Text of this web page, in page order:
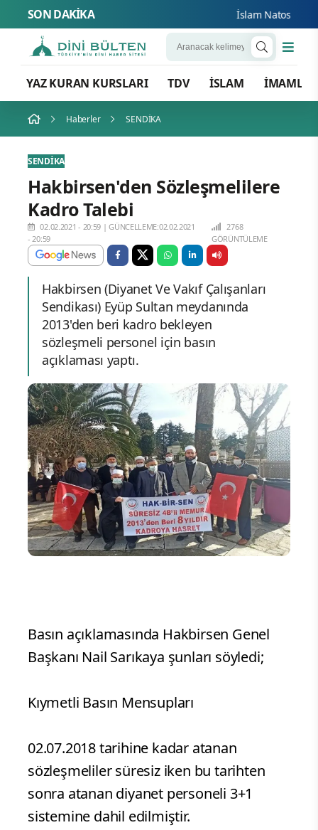
SON DAKİKA İslam Natosu dosta
YAZ KURAN KURSLARI TDV İSLAM İMAMLAR
Haberler SENDİKA
SENDİKA
Hakbirsen'den Sözleşmelilere
Kadro Talebi
02.02.2021 - 20:59 |GÜNCELLEME:02.02.2021
- 20:59
2768
GÖRÜNTÜLEME
Hakbirsen (Diyanet Ve Vakıf Çalışanları
Sendikası) Eyüp Sultan meydanında
2013'den beri kadro bekleyen
sözleşmeli personel için basın
açıklaması yaptı.
Basın açıklamasında Hakbirsen Genel
Başkanı Nail Sarıkaya şunları söyledi;
Kıymetli Basın Mensupları
02.07.2018 tarihine kadar atanan
sözleşmeliler süresiz iken bu tarihten
sonra atanan diyanet personeli 3+1
sistemine dahil edilmiştir.